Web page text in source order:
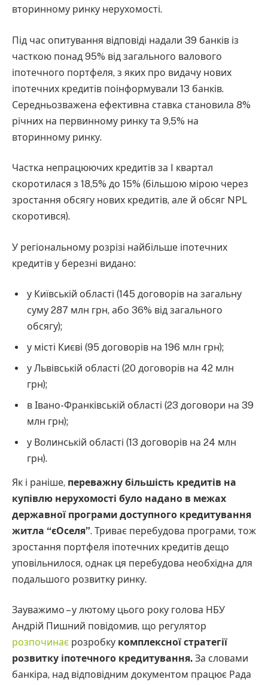
вторинному ринку нерухомості.
Під час опитування відповіді надали 39 банків із
часткою понад 95% від загального валового
іпотечного портфеля, з яких про видачу нових
іпотечних кредитів поінформували 13 банків.
Середньозважена ефективна ставка становила 8%
річних на первинному ринку та 9,5% на
вторинному ринку.
Частка непрацюючих кредитів за I квартал
скоротилася з 18,5% до 15% (більшою мірою через
зростання обсягу нових кредитів, але й обсяг NPL
скоротився).
У регіональному розрізі найбільше іпотечних
кредитів у березні видано:
у Київській області (145 договорів на загальну
суму 287 млн грн, або 36% від загального
обсягу);
у місті Києві (95 договорів на 196 млн грн);
у Львівській області (20 договорів на 42 млн
грн);
в Івано-Франківській області (23 договори на 39
млн грн);
у Волинській області (13 договорів на 24 млн
грн).
Як і раніше, переважну більшість кредитів на
купівлю нерухомості було надано в межах
державної програми доступного кредитування
житла “єОселя”. Триває перебудова програми, тож
зростання портфеля іпотечних кредитів дещо
уповільнилося, однак ця перебудова необхідна для
подальшого розвитку ринку.
Зауважимо – у лютому цього року голова НБУ
Андрій Пишний повідомив, що регулятор
розпочинає розробку комплексної стратегії
розвитку іпотечного кредитування. За словами
банкіра, над відповідним документом працює Рада